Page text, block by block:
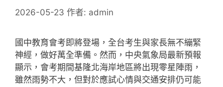
2026-05-23 作者: admin
國中教育會考即將登場，全台考生與家長無不繃緊
神經，做好萬全準備。然而，中央氣象局最新預報
顯示，會考期間基隆北海岸地區將出現零星陣雨，
雖然雨勢不大，但對於應試心情與交通安排仍可能